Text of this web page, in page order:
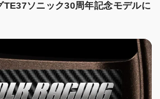
TE37ソニック30周年記念モデルに